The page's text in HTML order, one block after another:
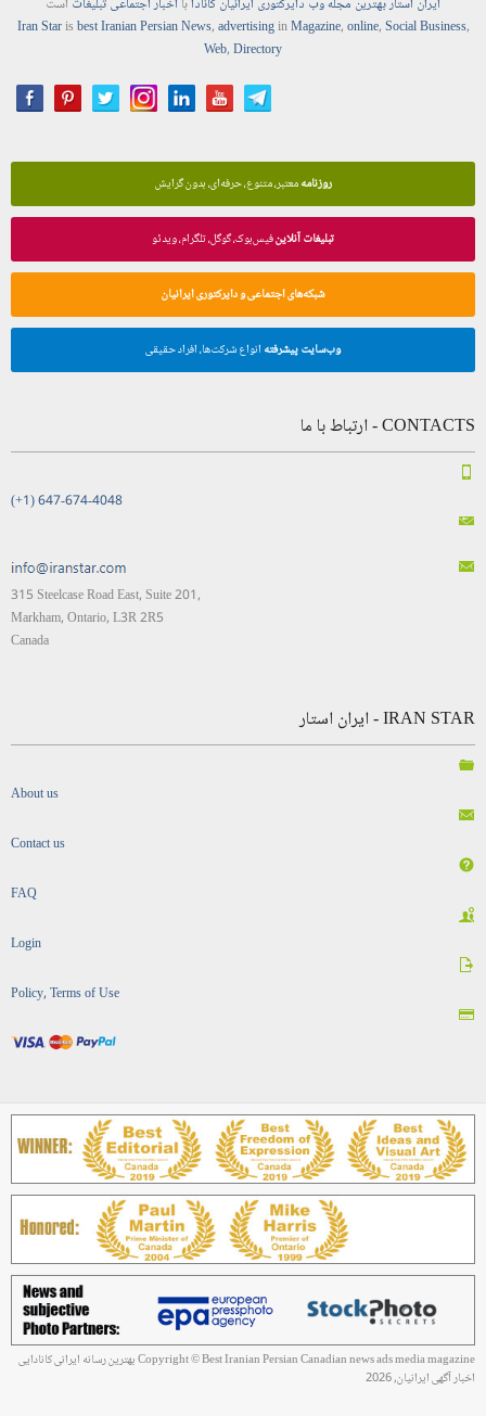
Iran Starisbest Iranian PersianNews,advertisinginMagazine,online,Social Business,
Web,Directory
روزنامهمعتبر، متنوع، حرفه‌ای، بدون گرایش
تبلیغات آنلاینفیس‌بوک، گوگل، تلگرام، ویدئو
شبکه‌های اجتماعی و دایرکتوری ایرانیان
وب‌سایت پیشرفته انواع شرکت‌ها، افراد حقیقی
CONTACTS - ارتباط با ما
(+1) 647-674-4048
315 Steelcase Road East, Suite 201,
Markham, Ontario, L3R 2R5
Canada
IRAN STAR - ایران استار
About us
Contact us
FAQ
Login
Policy, Terms of Use
Copyright © Best Iranian Persian Canadian news ads media magazine بهترین رسانه ایرانی کانادایی
اخبار آگهی ایرانیان, 2026